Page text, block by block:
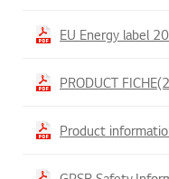
EU Energy label
PRODUCT
Product